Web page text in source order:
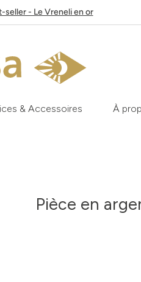
seller - Le Vreneli en or
& Accessoires À
Pièce en